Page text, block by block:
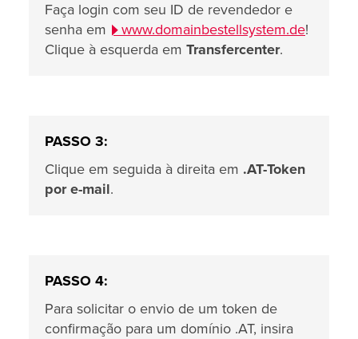
Faça login com seu ID de revendedor e
senha em
www.domainbestellsystem.de!
Clique à esquerda em Transfercenter.
PASSO 3:
Clique em seguida à direita em .AT-Token
por e-mail.
PASSO 4:
Para solicitar o envio de um token de
confirmação para um domínio .AT, insira